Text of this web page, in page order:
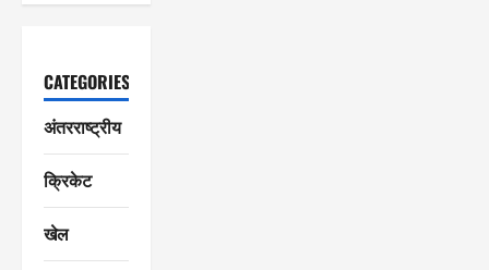
CATEGORIES
अंतरराष्ट्रीय
क्रिकेट
खेल